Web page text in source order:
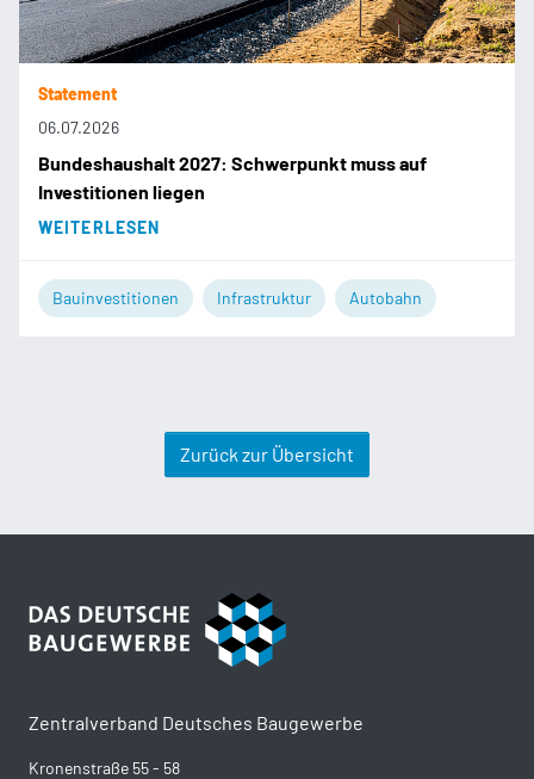
Statement
06.07.2026
Bundeshaushalt 2027: Schwerpunkt muss auf
Investitionen liegen
WEITERLESEN
Bauinvestitionen Infrastruktur Autobahn
Zurück zur Übersicht
Zentralverband Deutsches Baugewerbe
Kronenstraße 55 - 58